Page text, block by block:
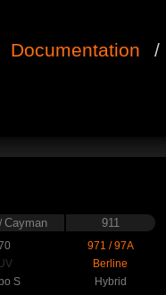
Documentation /
/Cayman 911
971 / 97A
Berline
S Hybrid